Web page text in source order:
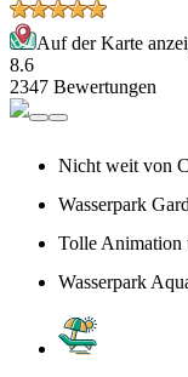
Auf der Karte
8.6
2347 Bewertungen
Nicht weit von
Wasserpark
Tolle Animation
Wasserpark